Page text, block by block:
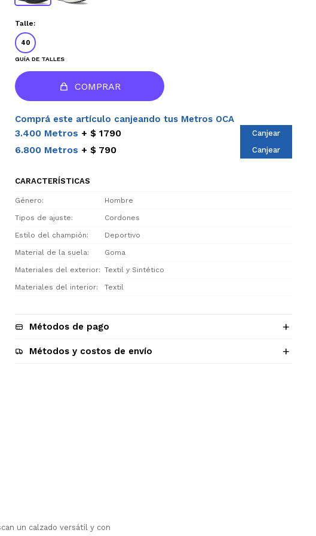
Talle:
40
GUÍA DE TALLES
COMPRAR
Comprá este artículo canjeando tus Metros OCA
3.400 Metros $ 1790 Canjear
6.800 Metros $ 790 Canjear
CARACTERÍSTICAS
Género Hombre
Tipos de ajuste Cordones
Estilo del champión Deportivo
Material de la suela Goma
Materiales del exterior Textil y Sintético
Materiales del interior Textil
Métodos de pago
Métodos y costos de envío
un calzado versátil y con